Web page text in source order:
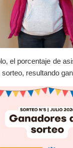
el porcentaje de
resultando